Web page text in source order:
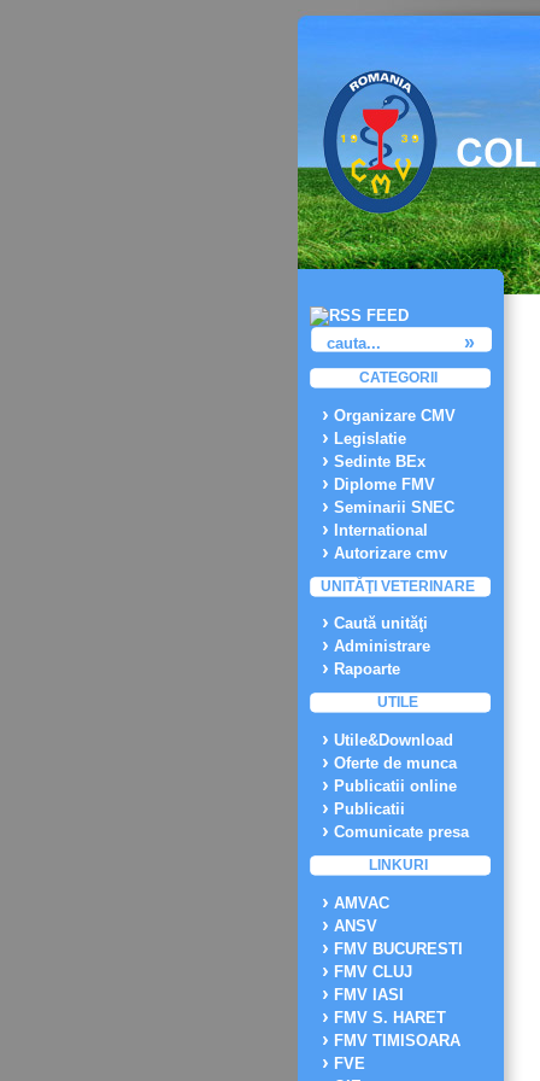
CATEGORII
Organizare CMV
Legislatie
Sedinte BEx
Diplome FMV
Seminarii SNEC
International
Autorizare cmv
UNITĂŢI VETERINARE
Caută unităţi
Administrare
Rapoarte
UTILE
Utile&Download
Oferte de munca
Publicatii online
Publicatii
Comunicate presa
LINKURI
AMVAC
ANSV
FMV BUCURESTI
FMV CLUJ
FMV IASI
FMV S. HARET
FMV TIMISOARA
FVE